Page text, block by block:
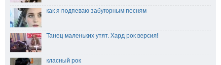
как я подпеваю забугорным песням
Танец маленьких утят. Хард рок версия!
класный рок